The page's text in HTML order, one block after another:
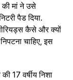
मां ने उसे
पैड दिया.
कैसे और क्यों
चाहिए, इस
17 वर्षीय निशा